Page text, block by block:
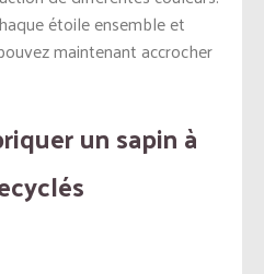
étoile ensemble et
maintenant accrocher
un sapin à